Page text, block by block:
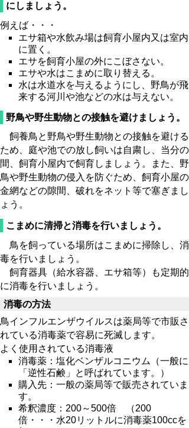
にしましょう。
例えば・・・
エサ箱や水飲み場は飼育小屋内又は室内
に置く。
エサを飼育小屋の外にこぼさない。
エサや水はこまめに取り替える。
水は水道水を与えるようにし、野鳥が飛
来する河川や池などの水は与えない。
野鳥や野生動物との接触を避けましょう。
飼養鳥と野鳥や野生動物との接触を避ける
ため、庭や池での放し飼いは自粛し、当分の
間、飼育小屋内で飼育しましょう。また、野
鳥や野生動物の侵入を防ぐため、飼育小屋の
金網などの隙間、破れをネット等で塞ぎまし
ょう。
こまめに清掃と消毒を行いましょう。
鳥を飼っている場所はこまめに掃除し、消
毒を行いましょう。
飼育器具（給水容器、エサ箱等）も定期的
に消毒を行いましょう。
消毒の方法
鳥インフルエンザウイルスは薬局等で市販さ
れている消毒薬で容易に死滅します。
よく使用されている消毒液
消毒薬：塩化ベンザルコニウム（一般に
「逆性石鹸」と呼ばれています。）
購入先：一般の薬局等で販売されていま
す。
希釈濃度：200～500倍 （200
倍・・・水20リットルに消毒薬100ccを